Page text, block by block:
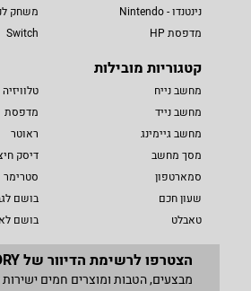
נינטנדו - Nintendo
מדפסת HP
Switch
קטגוריות מובילות
מחשב נייח
מחשב נייד
מחשב גיימינג
מסך מחשב
סמארטפון
שעון חכם
טאבלט
טלוויזיה
מדפסת
ראוטר
דיסק
סטרימר
בושם
בושם
הצטרפו לרשימת הדיוור של IVORY
מבצעים, הטבות ומוצרים חמים